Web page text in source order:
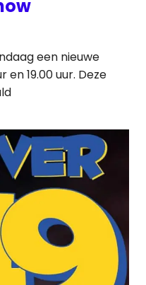
een nieuwe
en 19.00 uur. Deze